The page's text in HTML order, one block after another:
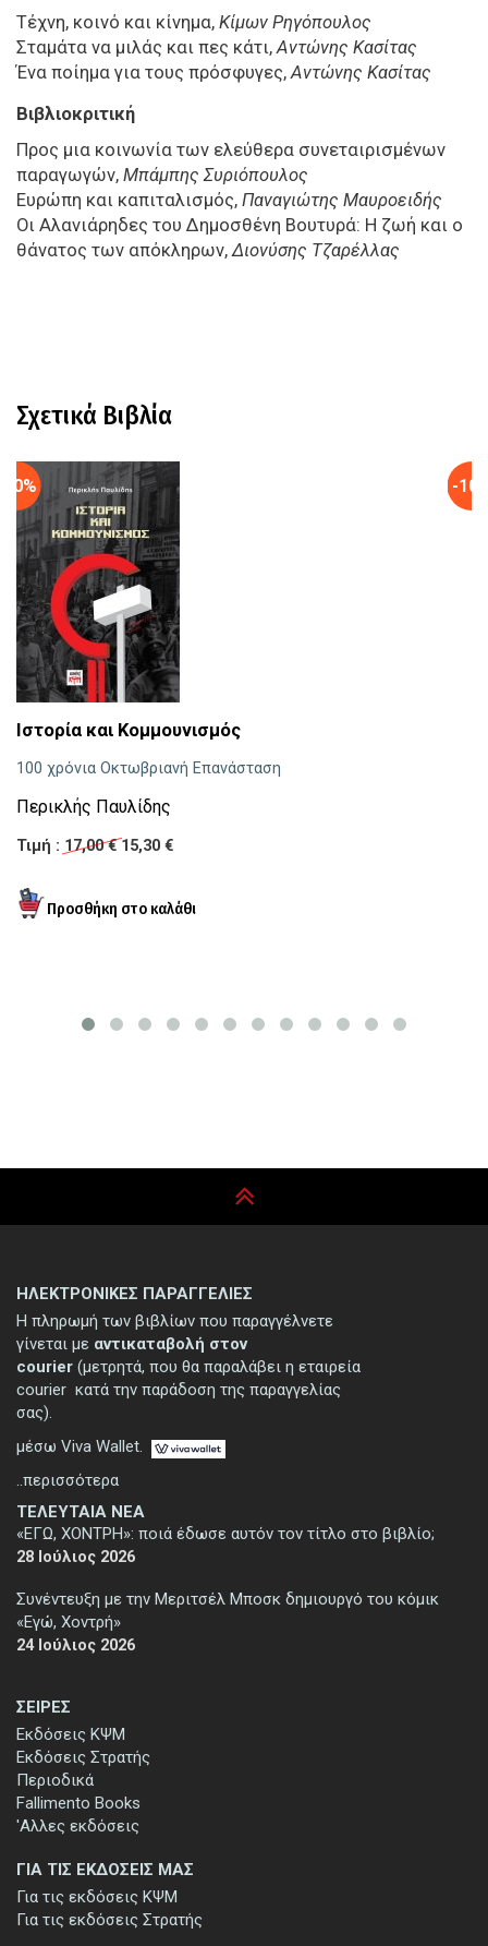
Τέχνη, κοινό και κίνημα, Κίμων Ρηγόπουλος
Σταμάτα να μιλάς και πες κάτι, Αντώνης Κασίτας
Ένα ποίημα για τους πρόσφυγες, Αντώνης Κασίτας
Βιβλιοκριτική
Προς μια κοινωνία των ελεύθερα συνεταιρισμένων
παραγωγών, Μπάμπης Συριόπουλος
Ευρώπη και καπιταλισμός, Παναγιώτης Μαυροειδής
Οι Αλανιάρηδες του Δημοσθένη Βουτυρά: Η ζωή και ο
θάνατος των απόκληρων, Διονύσης Τζαρέλλας
Σχετικά Βιβλία
Ιστορία και Κομμουνισμός
100 χρόνια Οκτωβριανή Επανάσταση
Περικλής Παυλίδης
Τιμή : 17,00 €15,30 €
-
ΣΕΙΡΕΣ
Εκδόσεις ΚΨΜ
Εκδόσεις Στρατής
Περιοδικά
Fallimento Books
'Αλλες εκδόσεις
ΤΕΛΕΥΤΑΙΑ ΝΕΑ
«ΕΓΩ, ΧΟΝΤΡΗ»: ποιά έδωσε αυτόν τον τίτλο στο βιβλίο;
28 Ιούλιος 2026
Συνέντευξη με την Μεριτσέλ Μποσκ δημιουργό του κόμικ
«Εγώ, Χοντρή»
24 Ιούλιος 2026
ΓΙΑ ΤΙΣ ΕΚΔΟΣΕΙΣ ΜΑΣ
Για τις εκδόσεις ΚΨΜ
Για τις εκδόσεις Στρατής
ΗΛΕΚΤΡΟΝΙΚΕΣ ΠΑΡΑΓΓΕΛΙΕΣ
Η πληρωμή των βιβλίων που παραγγέλνετε
γίνεται με αντικαταβολή στον
courier (μετρητά, που θα παραλάβει η εταιρεία
courier κατά την παράδοση της παραγγελίας
σας).
μέσω Viva Wallet.
..περισσότερα